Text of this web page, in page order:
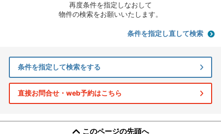
再度条件を指定しなおして
物件の検索をお願いいたします。
条件を指定し直して検索
条件を指定して検索をする
直接お問合せ・web予約はこちら
このページの先頭へ